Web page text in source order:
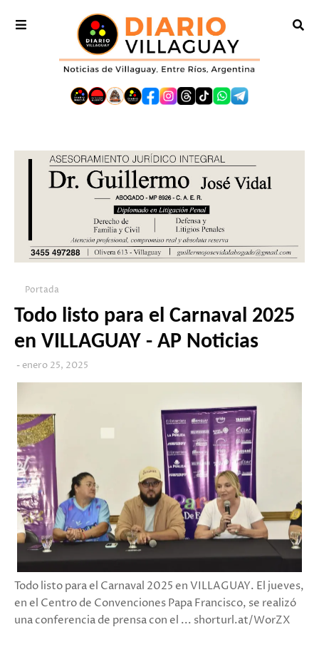
Portada
Todo listo para el Carnaval 2025
en VILLAGUAY - AP Noticias
enero 25, 2025
Todo listo para el Carnaval 2025 en VILLAGUAY. El jueves,
en el Centro de Convenciones Papa Francisco, se realizó
una conferencia de prensa con el ... shorturl.at/WorZX